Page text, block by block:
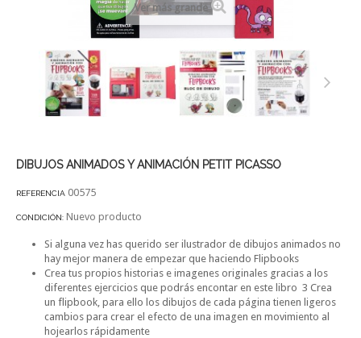
Ver más grande
DIBUJOS ANIMADOS Y ANIMACIÓN PETIT PICASSO
REFERENCIA 00575
CONDICIÓN: Nuevo producto
Si alguna vez has querido ser ilustrador de dibujos animados no
hay mejor manera de empezar que haciendo Flipbooks
Crea tus propios historias e imagenes originales gracias a los
diferentes ejercicios que podrás encontar en este libro 3 Crea
un flipbook, para ello los dibujos de cada página tienen ligeros
cambios para crear el efecto de una imagen en movimiento al
hojearlos rápidamente